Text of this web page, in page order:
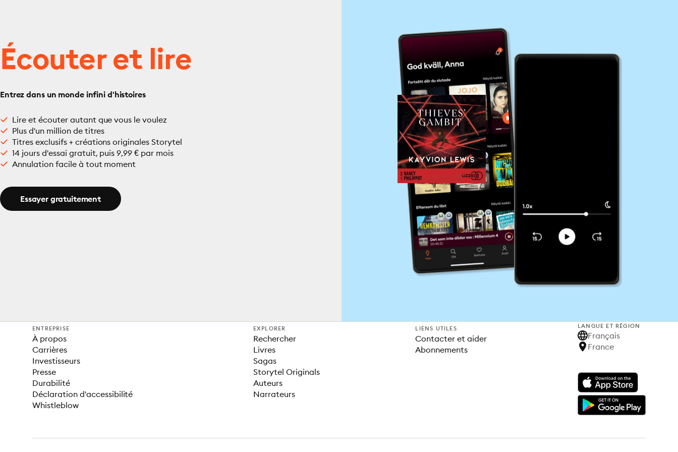
Écouter et lire
Entrez dans un monde infini d'histoires
Lire et écouter autant que vous le voulez
Plus d'un million de titres
Titres exclusifs + créations originales Storytel
14 jours d'essai gratuit, puis 9,99 € par mois
Annulation facile à tout moment
Essayer gratuitement
ENTREPRISE
À propos
Carrières
Investisseurs
Presse
Durabilité
Déclaration d'accessibilité
Whistleblow
EXPLORER
Rechercher
Livres
Sagas
Storytel Originals
Auteurs
Narrateurs
LIENS UTILES
Contacter et aider
Abonnements
LANGUE ET RÉGION
Français
France